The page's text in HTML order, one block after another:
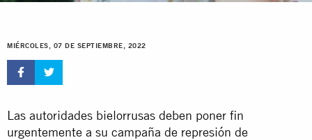
MIÉRCOLES, 07 DE SEPTIEMBRE, 2022
Las autoridades bielorrusas deben poner fin
urgentemente a su campaña de represión de